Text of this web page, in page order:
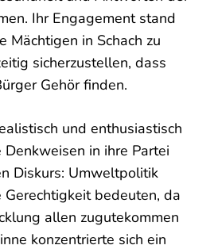
Ihr Engagement stand
Mächtigen in Schach zu
sicherzustellen, dass
Gehör finden.
und enthusiastisch
Denkweisen in ihre Partei
Diskurs: Umweltpolitik
bedeuten, da
allen zugutekommen
konzentrierte sich ein